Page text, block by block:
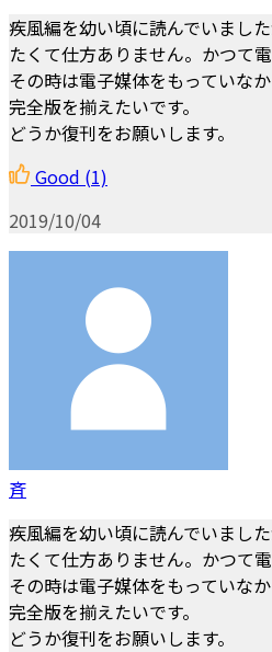
疾風編を幼い頃に読んでいまし
たくて仕方ありません。かつて
その時は電子媒体をもっていな
完全版を揃えたいです。
どうか復刊をお願いします。
Good (1)
2019/10/04
斉
疾風編を幼い頃に読んでいまし
たくて仕方ありません。かつて
その時は電子媒体をもっていな
完全版を揃えたいです。
どうか復刊をお願いします。